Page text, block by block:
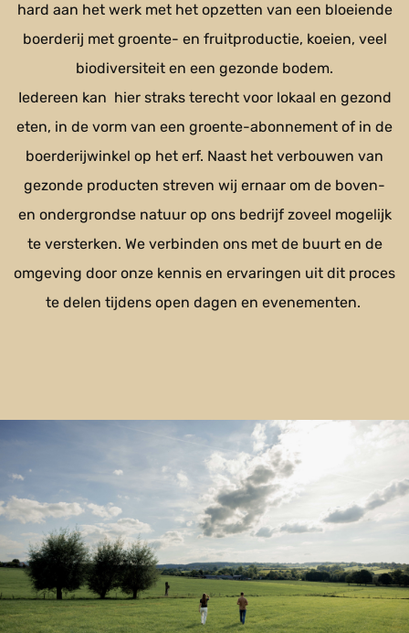
hard aan het werk met het opzetten van een bloeiende
boerderij met groente- en fruitproductie, koeien, veel
biodiversiteit en een gezonde bodem.
Iedereen kan hier straks terecht voor lokaal en gezond
eten, in de vorm van een groente-abonnement of in de
boerderijwinkel op het erf. Naast het verbouwen van
gezonde producten streven wij ernaar om de boven-
en ondergrondse natuur op ons bedrijf zoveel mogelijk
te versterken. We verbinden ons met de buurt en de
omgeving door onze kennis en ervaringen uit dit proces
te delen tijdens open dagen en evenementen.